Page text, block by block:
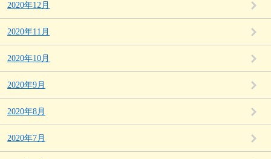
2020年12月
2020年11月
2020年10月
2020年9月
2020年8月
2020年7月